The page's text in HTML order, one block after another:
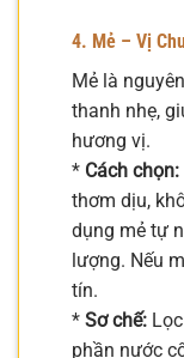
4. Mẻ – Vị
Mẻ là
thanh nhẹ,
hương vị.
* Cách chọn:
thơm dịu,
dụng mẻ tự
lượng. Nếu
tín.
* Sơ chế:
phần nước